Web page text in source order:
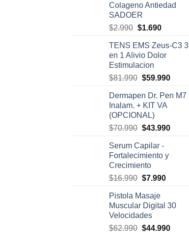
Colageno Antiedad
SADOER
$2.990 El
original
era:
$2.990.
$1.690El
actual
es:
TENS EMS Zeus-C3 3
en 1 Alivio Dolor
Estimulacion
$81.990 El
original
era:
$81.990.
$59.990El
actual
Dermapen Dr. Pen M7
Inalam. + KIT VA
(OPCIONAL)
$70.990 El
original
era:
$70.990.
$43.990El
Serum Capilar -
Fortalecimiento y
Crecimiento
$16.990 El
original
era:
$16.990.
$7.990El
es:
Pistola Masaje
Muscular Digital 30
Velocidades
$62.990 El
$44.990El